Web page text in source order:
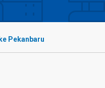
ke Pekanbaru